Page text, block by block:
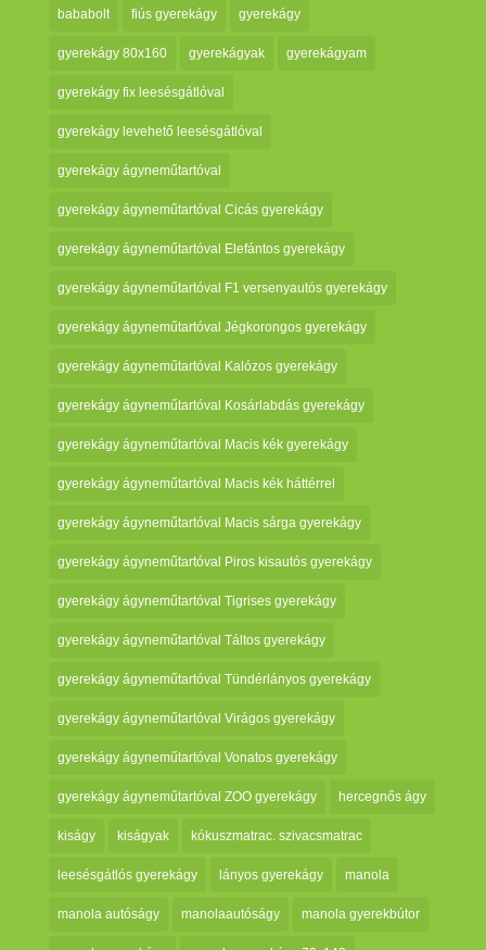
bababolt fiús gyerekágy gyerekágy
gyerekágy 80x160 gyerekágyak gyerekágyam
gyerekágy fix leesésgátlóval
gyerekágy levehető leesésgátlóval
gyerekágy ágyneműtartóval
gyerekágy ágyneműtartóval Cicás gyerekágy
gyerekágy ágyneműtartóval Elefántos gyerekágy
gyerekágy ágyneműtartóval F1 versenyautós gyerekágy
gyerekágy ágyneműtartóval Jégkorongos gyerekágy
gyerekágy ágyneműtartóval Kalózos gyerekágy
gyerekágy ágyneműtartóval Kosárlabdás gyerekágy
gyerekágy ágyneműtartóval Macis kék gyerekágy
gyerekágy ágyneműtartóval Macis kék háttérrel
gyerekágy ágyneműtartóval Macis sárga gyerekágy
gyerekágy ágyneműtartóval Piros kisautós gyerekágy
gyerekágy ágyneműtartóval Tigrises gyerekágy
gyerekágy ágyneműtartóval Táltos gyerekágy
gyerekágy ágyneműtartóval Tündérlányos gyerekágy
gyerekágy ágyneműtartóval Virágos gyerekágy
gyerekágy ágyneműtartóval Vonatos gyerekágy
gyerekágy ágyneműtartóval ZOO gyerekágy hercegnős ágy
kiságy kiságyak kókuszmatrac. szivacsmatrac
leesésgátlós gyerekágy lányos gyerekágy manola
manola autóságy manolaautóságy manola gyerekbútor